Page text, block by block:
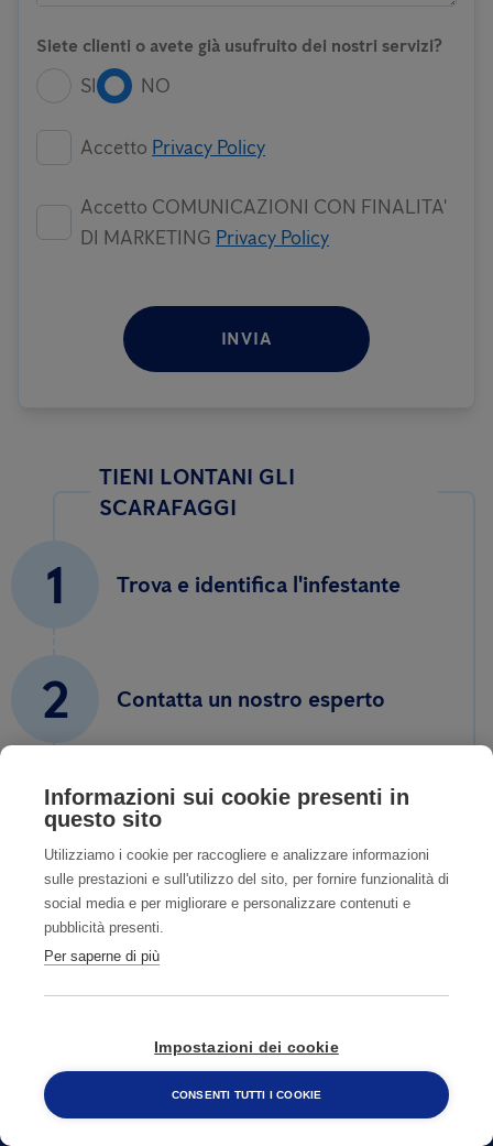
Siete clienti o avete già usufruito dei nostri servizi?
SI NO
Accetto Privacy Policy
Accetto COMUNICAZIONI CON FINALITA'
DI MARKETING Privacy Policy
INVIA
TIENI LONTANI GLI
SCARAFAGGI
1 Trova e identifica l'infestante
2 Contatta un nostro esperto
3 Fissa un sopralluogo accurato
4
Ti aiutiamo a risolvere il
problema
800 482 320
Informazioni sui cookie presenti in
questo sito
Utilizziamo i cookie per raccogliere e analizzare informazioni
sulle prestazioni e sull'utilizzo del sito, per fornire funzionalità di
social media e per migliorare e personalizzare contenuti e
pubblicità presenti.
Per saperne di più
Impostazioni dei cookie
CONSENTI TUTTI I COOKIE